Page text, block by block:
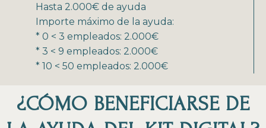
Hasta 2.000€ de ayuda
Importe máximo de la ayuda:
* 0 < 3 empleados: 2.000€
* 3 < 9 empleados: 2.000€
* 10 < 50 empleados: 2.000€
¿CÓMO BENEFICIARSE DE